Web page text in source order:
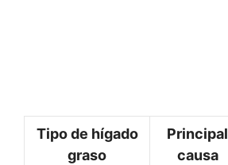
Tipo de hígado
graso
Principal
causa